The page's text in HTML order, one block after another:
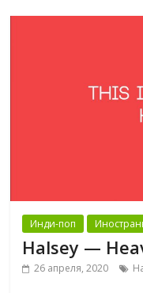
Инди-поп
Halsey —
26 апреля, 2020